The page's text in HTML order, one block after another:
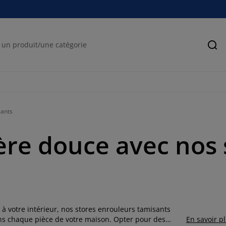
douce avec
votre intérieur, nos stores enrouleurs tamisants
chaque pièce de votre maison. Opter pour des
En savoir